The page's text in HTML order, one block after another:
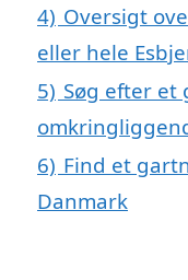
4) Oversigt
eller hele
5) Søg efter
6) Find et
Danmark